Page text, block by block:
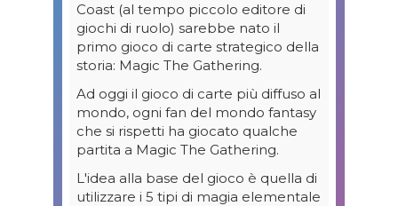
Coast (al tempo piccolo editore di
giochi di ruolo) sarebbe nato il
primo gioco di carte strategico della
storia: Magic The Gathering.
Ad oggi il gioco di carte più diffuso al
mondo, ogni fan del mondo fantasy
che si rispetti ha giocato qualche
partita a Magic The Gathering.
L'idea alla base del gioco è quella di
utilizzare i 5 tipi di magia elementale